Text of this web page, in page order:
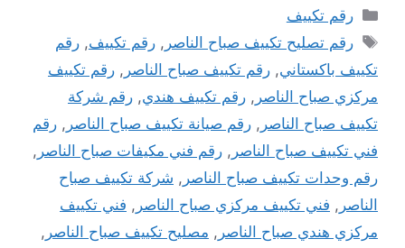
التصنيفات
رقم تكييف
الوسوم
رقم تصليح تكييف صباح الناصر ,رقم تكييف,رقم
تكييف باكستاني, رقم تكييف صباح الناصر , رقم تكييف
مركزي صباح الناصر , رقم تكييف هندي, رقم شركة
تكييف صباح الناصر , رقم صيانة تكييف صباح الناصر , رقم
فني تكييف صباح الناصر , رقم فني مكيفات صباح الناصر ,
رقم وحدات تكييف صباح الناصر , شركة تكييف صباح
الناصر , فني تكييف مركزي صباح الناصر , فني تكييف
مركزي هندي صباح الناصر , مصليح تكييف صباح الناصر ,